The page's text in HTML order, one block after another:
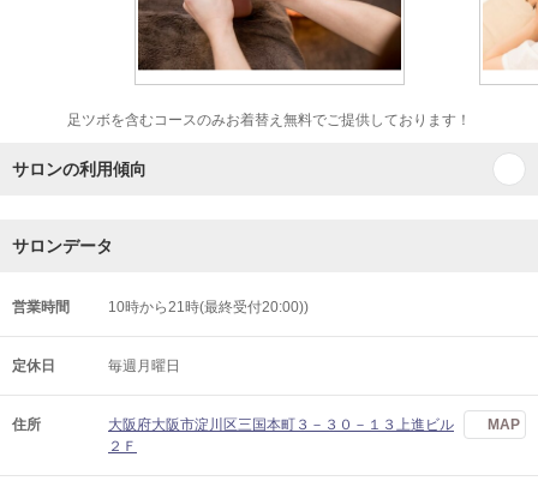
足ツボを含むコースのみお着替え無料でご提供しております！
サロンの利用傾向
サロンデータ
営業時間 10時から21時(最終受付20:00))
定休日 毎週月曜日
住所
大阪府大阪市淀川区三国本町３－３０－１３上進ビル
２Ｆ
MAP